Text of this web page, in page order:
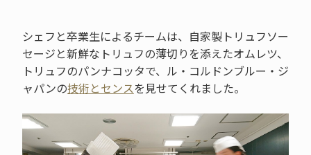
シェフと卒業生によるチームは、自家製トリュフソー
セージと新鮮なトリュフの薄切りを添えたオムレツ、
トリュフのパンナコッタで、ル・コルドンブルー・ジ
ャパンの技術とセンスを見せてくれました。